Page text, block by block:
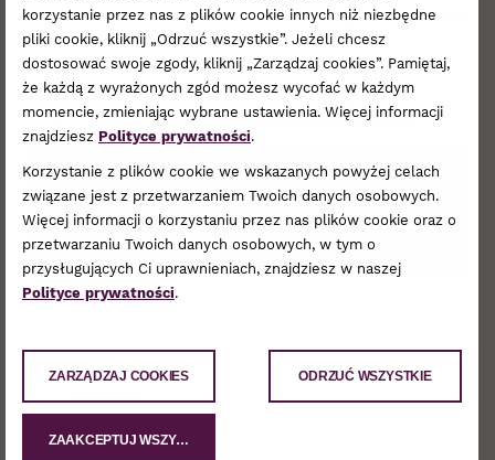
przestrzeń dla kreatywności, rozwoju i inspiracji.
Kształtujmy przyszłość mody. Razem.
Więcej informacji:www.newyorker.fashion
Kontakt
32 213 87 50
korzystanie przez nas z plików cookie innych niż niezbędne
pliki cookie, kliknij „Odrzuć wszystkie”. Jeżeli chcesz
dostosować swoje zgody, kliknij „Zarządzaj cookies”. Pamiętaj,
że każdą z wyrażonych zgód możesz wycofać w każdym
momencie, zmieniając wybrane ustawienia. Więcej informacji
znajdziesz Polityce prywatności.
Korzystanie z plików cookie we wskazanych powyżej celach
związane jest z przetwarzaniem Twoich danych osobowych.
Więcej informacji o korzystaniu przez nas plików cookie oraz o
przetwarzaniu Twoich danych osobowych, w tym o
przysługujących Ci uprawnieniach, znajdziesz w naszej
Polityce prywatności.
ZARZĄDZAJ COOKIES ODRZUĆ WSZYSTKIE
ZAAKCEPTUJ WSZYSTKIE